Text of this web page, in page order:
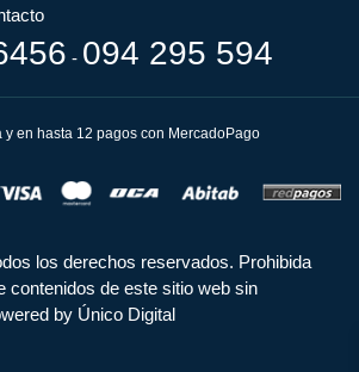
- 094 295 594
y en hasta 12 pagos con MercadoPago
los derechos reservados. Prohibida
contenidos de este sitio web sin
by Único Digital